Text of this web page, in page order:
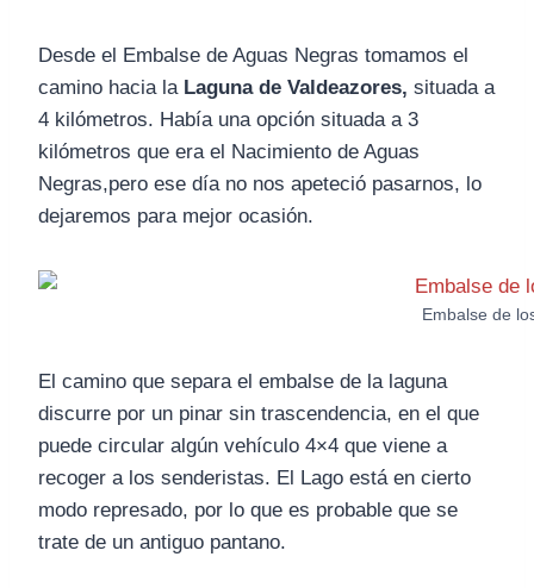
Desde el Embalse de Aguas Negras tomamos el
camino hacia la Laguna de Valdeazores, situada a
4 kilómetros. Había una opción situada a 3
kilómetros que era el Nacimiento de Aguas
Negras,pero ese día no nos apeteció pasarnos, lo
dejaremos para mejor ocasión.
Embalse de
El camino que separa el embalse de la laguna
discurre por un pinar sin trascendencia, en el que
puede circular algún vehículo 4×4 que viene a
recoger a los senderistas. El Lago está en cierto
modo represado, por lo que es probable que se
trate de un antiguo pantano.